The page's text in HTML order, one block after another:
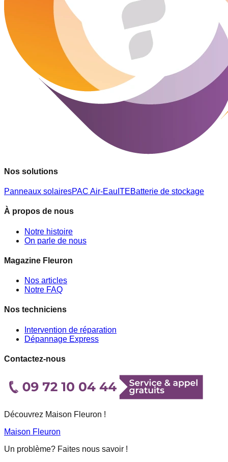
Nos solutions
Panneaux solairesPAC Air-Eau ITEBatterie de stockage
À propos de nous
Notre histoire
On parle de nous
Magazine Fleuron
Nos articles
Notre FAQ
Nos techniciens
Intervention de réparation
Dépannage Express
Contactez-nous
Découvrez Maison Fleuron !
Maison Fleuron
Un problème? Faites nous savoir !